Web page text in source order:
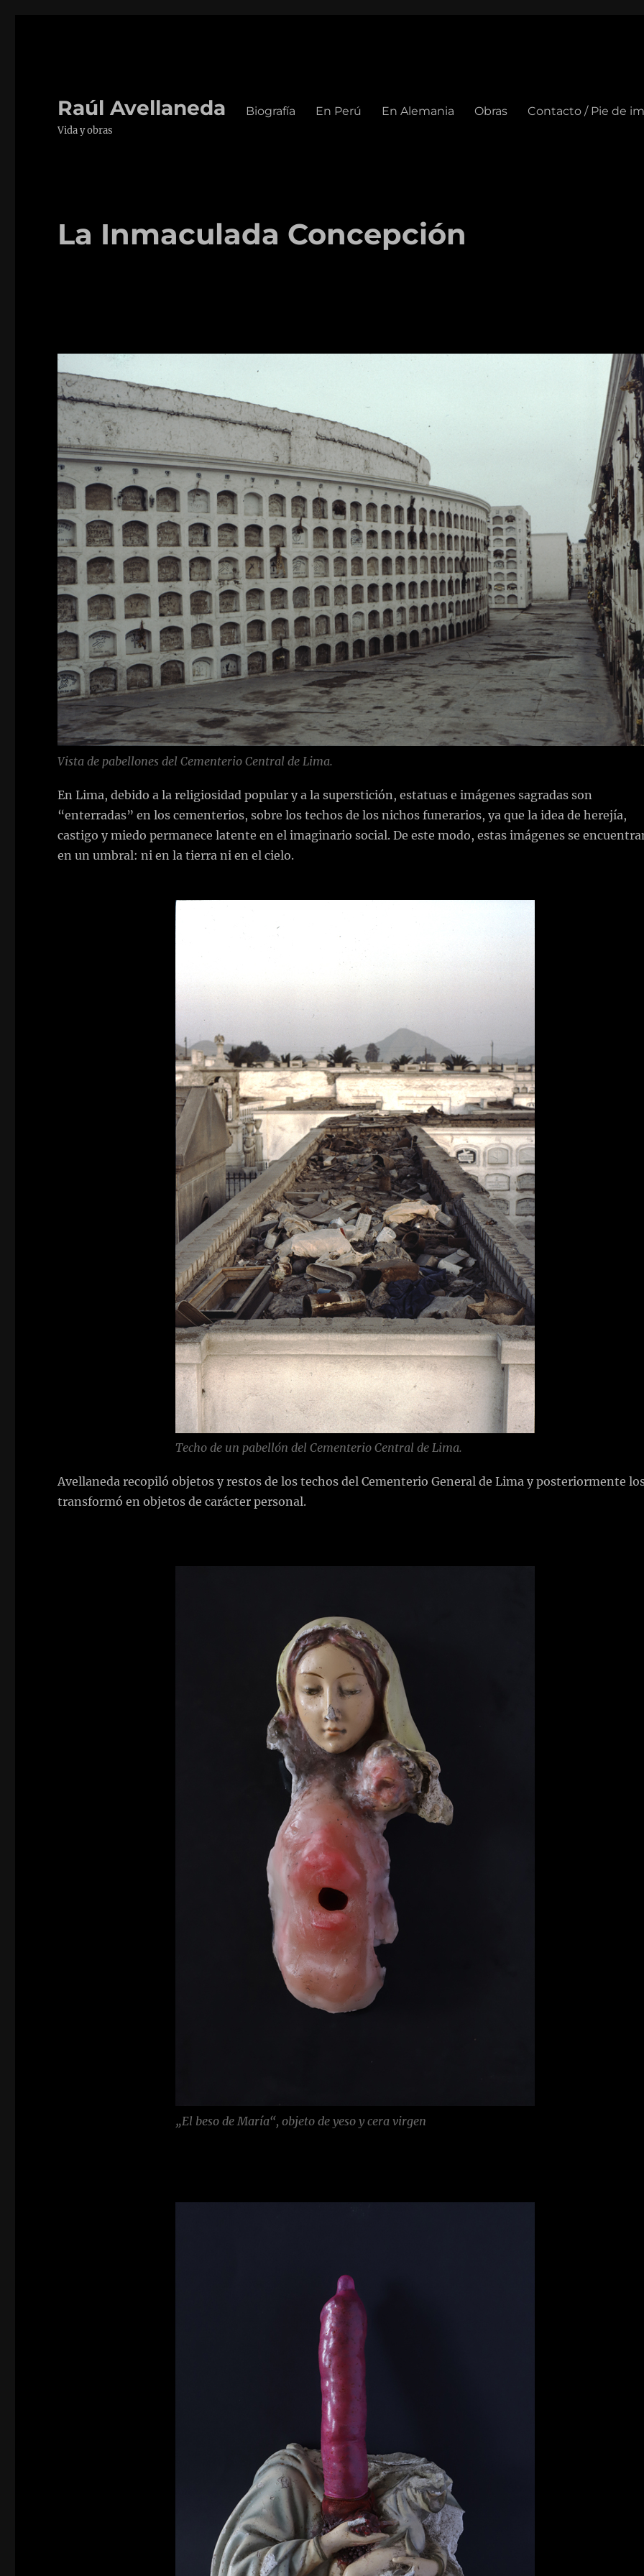
Raúl Avellaneda
Vida y obras
Biografía En Perú En Alemania Obras Contacto / Pie de
La Inmaculada Concepción
Vista de pabellones del Cementerio Central de Lima.
En Lima, debido a la religiosidad popular y a la superstición, estatuas e imágenes sagradas son
“enterradas” en los cementerios, sobre los techos de los nichos funerarios, ya que la idea de herejía,
castigo y miedo permanece latente en el imaginario social. De este modo, estas imágenes se
en un umbral: ni en la tierra ni en el cielo.
Techo de un pabellón del Cementerio Central de Lima.
Avellaneda recopiló objetos y restos de los techos del Cementerio General de Lima y posteriormente
transformó en objetos de carácter personal.
„El beso de María“, objeto de yeso y cera virgen